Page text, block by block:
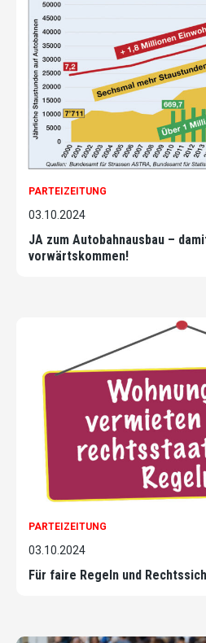
PARTEIZEITUNG
03.10.2024
JA zum Autobahnausbau –
vorwärtskommen!
PARTEIZEITUNG
03.10.2024
Für faire Regeln und